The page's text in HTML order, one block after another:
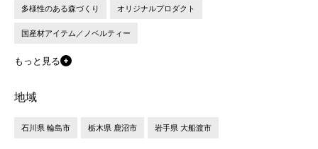
多様性のある森づくり オリジナルプロダクト
国産材アイテム／ノベルティー
もっと見る
地域
石川県 輪島市 栃木県 鹿沼市 岩手県 大船渡市